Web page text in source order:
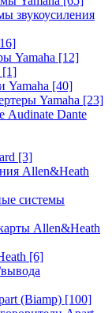
звукоусиления
Yamaha [12]
[1]
Yamaha [40]
Yamaha [23]
Audinate Dante
[3]
Allen&Heath
системы
Allen&Heath
[6]
(Biamp) [100]